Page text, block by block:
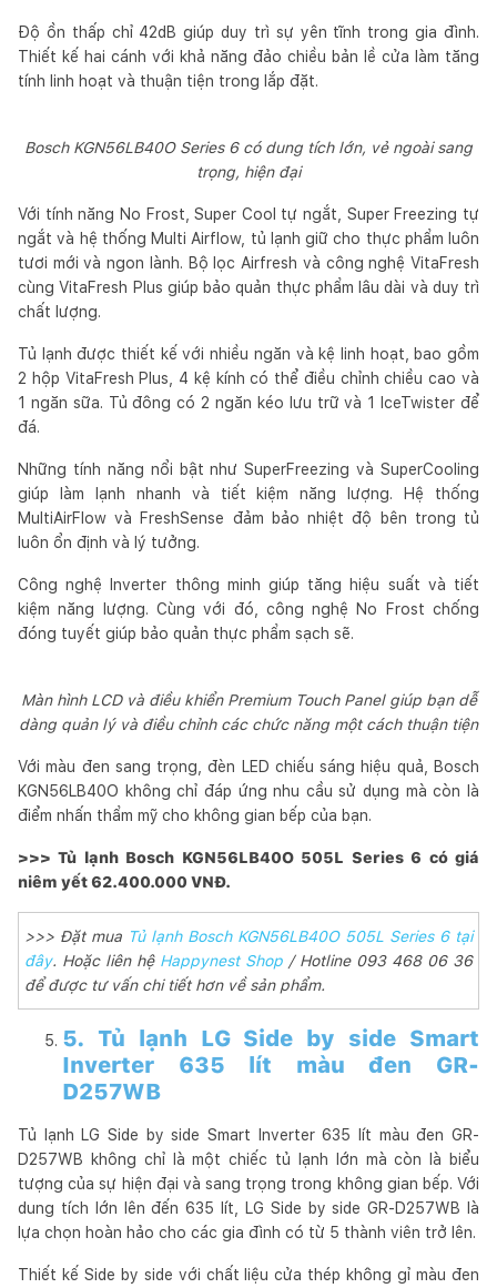
Độ ồn thấp chỉ 42dB giúp duy trì sự yên tĩnh trong gia đình.
Thiết kế hai cánh với khả năng đảo chiều bản lề cửa làm tăng
tính linh hoạt và thuận tiện trong lắp đặt.
Bosch KGN56LB40O Series 6 có dung tích lớn, vẻ ngoài sang
trọng, hiện đại
Với tính năng No Frost, Super Cool tự ngắt, Super Freezing tự
ngắt và hệ thống Multi Airflow, tủ lạnh giữ cho thực phẩm luôn
tươi mới và ngon lành. Bộ lọc Airfresh và công nghệ VitaFresh
cùng VitaFresh Plus giúp bảo quản thực phẩm lâu dài và duy trì
chất lượng.
Tủ lạnh được thiết kế với nhiều ngăn và kệ linh hoạt, bao gồm
2 hộp VitaFresh Plus, 4 kệ kính có thể điều chỉnh chiều cao và
1 ngăn sữa. Tủ đông có 2 ngăn kéo lưu trữ và 1 IceTwister để
đá.
Những tính năng nổi bật như SuperFreezing và SuperCooling
giúp làm lạnh nhanh và tiết kiệm năng lượng. Hệ thống
MultiAirFlow và FreshSense đảm bảo nhiệt độ bên trong tủ
luôn ổn định và lý tưởng.
Công nghệ Inverter thông minh giúp tăng hiệu suất và tiết
kiệm năng lượng. Cùng với đó, công nghệ No Frost chống
đóng tuyết giúp bảo quản thực phẩm sạch sẽ.
Màn hình LCD và điều khiển Premium Touch Panel giúp bạn dễ
dàng quản lý và điều chỉnh các chức năng một cách thuận tiện
Với màu đen sang trọng, đèn LED chiếu sáng hiệu quả, Bosch
KGN56LB40O không chỉ đáp ứng nhu cầu sử dụng mà còn là
điểm nhấn thẩm mỹ cho không gian bếp của bạn.
>>> Tủ lạnh Bosch KGN56LB40O 505L Series 6 có giá
niêm yết 62.400.000 VNĐ.
>>> Đặt mua Tủ lạnh Bosch KGN56LB40O 505L Series 6 tại
đây. Hoặc liên hệ Happynest Shop / Hotline 093 468 06 36
để được tư vấn chi tiết hơn về sản phẩm.
5. Tủ lạnh LG Side by side Smart
Inverter 635 lít màu đen GR-
D257WB
Tủ lạnh LG Side by side Smart Inverter 635 lít màu đen GR-
D257WB không chỉ là một chiếc tủ lạnh lớn mà còn là biểu
tượng của sự hiện đại và sang trọng trong không gian bếp. Với
dung tích lớn lên đến 635 lít, LG Side by side GR-D257WB là
lựa chọn hoàn hảo cho các gia đình có từ 5 thành viên trở lên.
Thiết kế Side by side với chất liệu cửa thép không gỉ màu đen